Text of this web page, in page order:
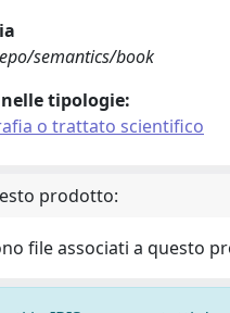
semantics/book
tipologie:
o trattato scientifico
prodotto:
file associati a questo